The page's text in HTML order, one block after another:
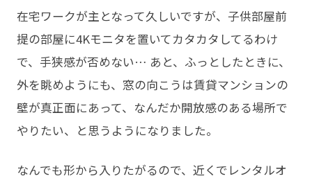
在宅ワークが主となって久しいですが、子供部屋前
提の部屋に4Kモニタを置いてカタカタしてるわけ
で、手狭感が否めない… あと、ふっとしたときに、
外を眺めようにも、窓の向こうは賃貸マンションの
壁が真正面にあって、なんだか開放感のある場所で
やりたい、と思うようになりました。
なんでも形から入りたがるので、近くでレンタルオ